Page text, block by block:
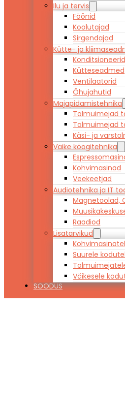
Ilu ja tervis
Föönid
Koolutajad
Sirgendajad
Kütte- ja
Konditsioneerid
Kütteseadmed
Ventilaatorid
Õhujahutid
Majapidamistehnika
Tolmuimejad
Tolmuimejad
Käsi- ja
Väike köögitehnika
Kohvimasinad
Veekeetjad
Audiotehnika ja IT
Magnetoolad,
Raadiod
Lisatarvikud
Suurele
Väikesele
SOODUS